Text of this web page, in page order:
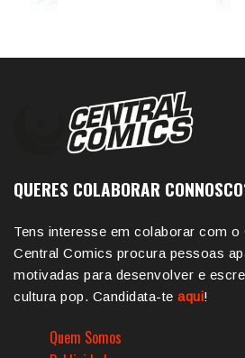
QUERES COLABORAR
Tens interesse em colaborar com
Central Comics procura pessoas
motivadas para desenvolver e
cultura pop. Candidata-te aqui!
Quem Somos